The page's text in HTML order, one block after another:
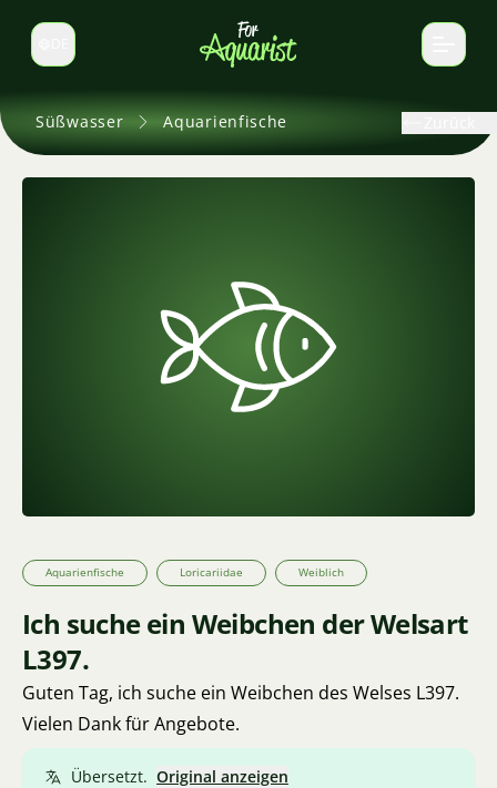
Sprache wechseln
Süßwasser Aquarienfische
Aquarienfische Loricariidae Weiblich
Ich suche ein Weibchen der Welsart
L397.
Guten Tag, ich suche ein Weibchen des Welses L397.
Vielen Dank für Angebote.
Übersetzt. Original anzeigen